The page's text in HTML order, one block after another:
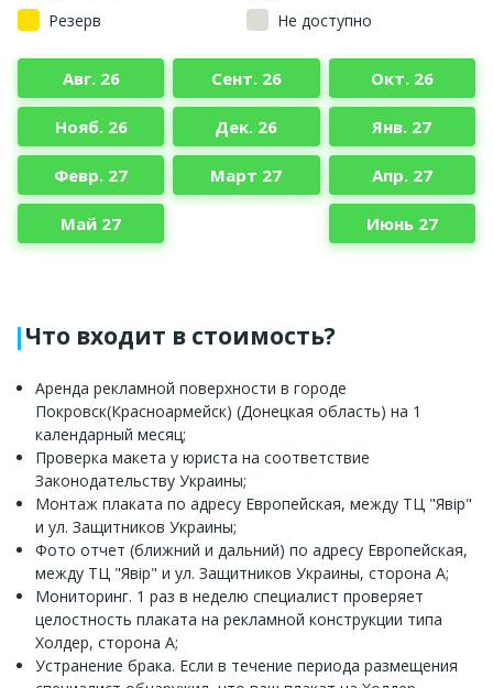
Резерв
Не доступно
Авг. 26 Сент. 26 Окт. 26
Нояб. 26 Дек. 26 Янв. 27
Февр. 27 Март 27 Апр. 27
Май 27 Июнь 27
Что входит в стоимость?
Аренда рекламной поверхности в городе
Покровск(Красноармейск) (Донецкая область) на 1
календарный месяц;
Проверка макета у юриста на соответствие
Законодательству Украины;
Монтаж плаката по адресу Европейская, между ТЦ "Явір"
и ул. Защитников Украины;
Фото отчет (ближний и дальний) по адресу Европейская,
между ТЦ "Явір" и ул. Защитников Украины, сторона А;
Мониторинг. 1 раз в неделю специалист проверяет
целостность плаката на рекламной конструкции типа
Холдер, сторона А;
Устранение брака. Если в течение периода размещения